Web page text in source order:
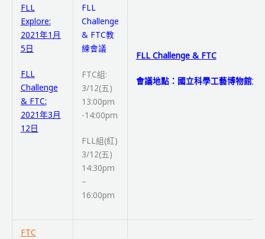
FLL
Explore:
2021年1月
5日
FLL
Challenge
& FTC:
2021年3月
12日
FLL
Challenge
& FTC教
練會議
FTC組:
3/12(五)
13:00pm
-14:00pm
FLL組(紅)
3/12(五)
14:30pm
–
16:00pm
FLL Challenge & FTC
會議地點：國立科學工藝博物館北
FTC